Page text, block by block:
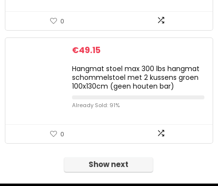
0
€49.15
Hangmat stoel max 300 lbs hangmat
schommelstoel met 2 kussens groen
100x130cm (geen houten bar)
Already Sold: 91%
0
Show next